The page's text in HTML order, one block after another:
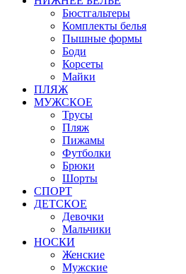
Бюстгальтеры
Комплекты белья
Пышные формы
Боди
Корсеты
Майки
ПЛЯЖ
МУЖСКОЕ
Трусы
Пляж
Пижамы
Футболки
Брюки
Шорты
СПОРТ
ДЕТСКОЕ
Девочки
Мальчики
НОСКИ
Женские
Мужские